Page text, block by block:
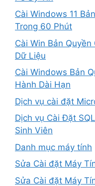
Cài Windows 11
Trong 60 Phút
Cài Win Bản Quyền
Dữ Liệu
Cài Windows Bản
Hành Dài Hạn
Dịch vụ cài đặt
Dịch vụ Cài Đặt
Sinh Viên
Danh mục máy tính
Sửa Cài đặt Máy
Sửa Cài đặt Máy